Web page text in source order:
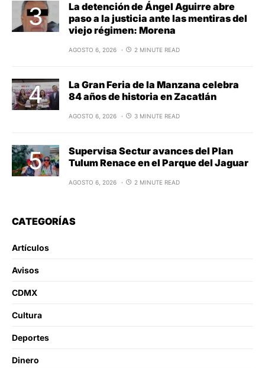
La detención de Ángel Aguirre abre
paso a la justicia ante las mentiras del
viejo régimen: Morena
AGOSTO 6, 2026 2 MINUTE READ
La Gran Feria de la Manzana celebra
84 años de historia en Zacatlán
AGOSTO 6, 2026 3 MINUTE READ
Supervisa Sectur avances del Plan
Tulum Renace en el Parque del Jaguar
AGOSTO 6, 2026 2 MINUTE READ
CATEGORÍAS
Artículos
Avisos
CDMX
Cultura
Deportes
Dinero